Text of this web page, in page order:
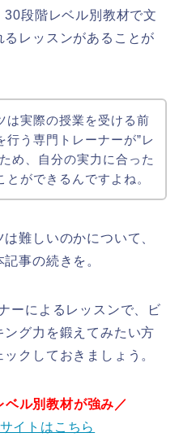
段階レベル別教材で文
レッスンがあることが
は実際の授業を受ける前
行う専門トレーナーが”レ
め、自分の実力に合った
ができるんですよね。
難しいのかについて、
事の続きを。
ーによるレッスンで、ビ
グ力を鍛えてみたい方
クしておきましょう。
ベル別教材が強み／
イトはこちら